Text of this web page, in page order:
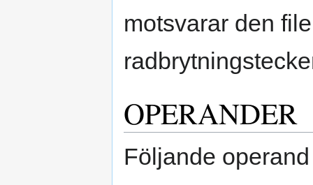
motsvarar den
OPERANDER
Följande